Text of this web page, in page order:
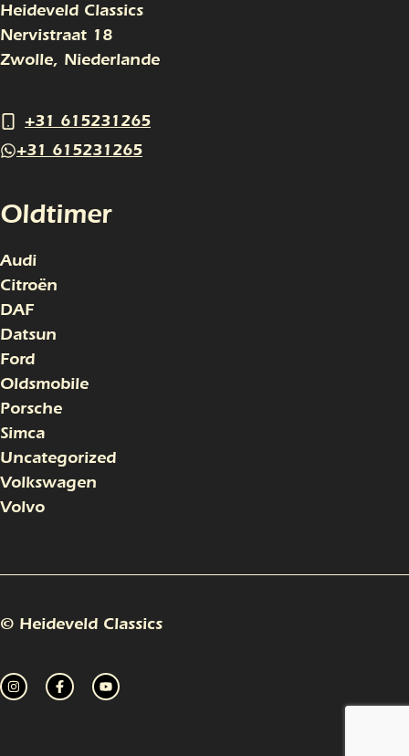
Heideveld Classics
Nervistraat 18
Zwolle, Niederlande
+31 615231265
+31 615231265
Oldtimer
Audi
Citroën
DAF
Datsun
Ford
Oldsmobile
Porsche
Simca
Uncategorized
Volkswagen
Volvo
© Heideveld Classics